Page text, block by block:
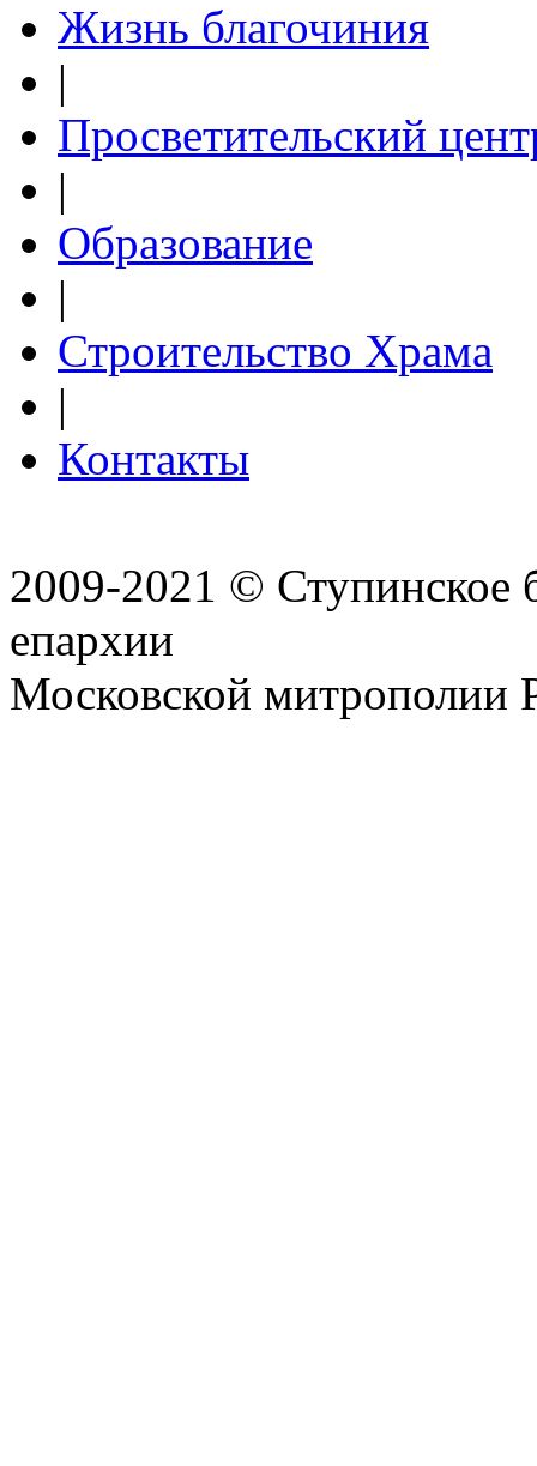
Жизнь благочиния
|
Просветительский
|
Образование
|
Строительство Храма
|
Контакты
2009-2021 © Ступинское
епархии
Московской митрополии